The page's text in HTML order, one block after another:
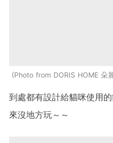
Photo from DORIS HOME 朵
到處都有設計給貓咪使用
來沒地方玩～～